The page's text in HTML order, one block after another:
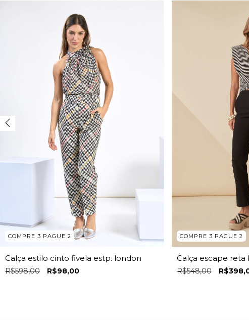
COMPRE 3 PAGUE 2
Calça estilo cinto fivela estp. london
R$598,00 R$98,00
COMPRE 3 PAGUE 2
Calça escape reta
R$548,00